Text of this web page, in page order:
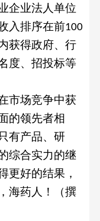
企业法人单位
入排序在前100
获得政府、行
度、招投标等
市场竞争中获
的领先者相
有产品、研
综合实力的继
更好的结果，
海药人！（撰